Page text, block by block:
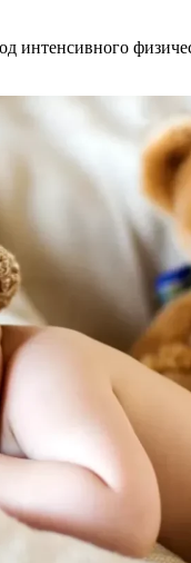
интенсивного